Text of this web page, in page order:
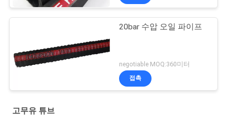
20bar 수압 오일 파이프
negotiable MOQ:360미터
접촉
고무유 튜브